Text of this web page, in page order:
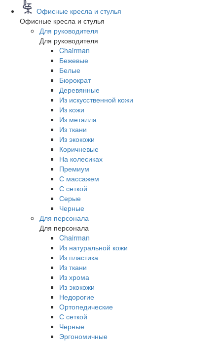
Офисные кресла и стулья
Офисные кресла и стулья
Для руководителя
Для руководителя
Chairman
Бежевые
Белые
Бюрократ
Деревянные
Из искусственной кожи
Из кожи
Из металла
Из ткани
Из экокожи
Коричневые
На колесиках
Премиум
С массажем
С сеткой
Серые
Черные
Для персонала
Для персонала
Chairman
Из натуральной кожи
Из пластика
Из ткани
Из хрома
Из экокожи
Недорогие
Ортопедические
С сеткой
Черные
Эргономичные